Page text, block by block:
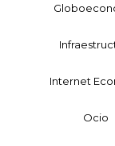
Internet
Ocio